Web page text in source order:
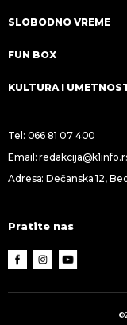
SLOBODNO VREME
FUN BOX
KULTURA I
Tel: 066 81 07 400
Email:
Adresa: Dečanska 12,
Pratite nas